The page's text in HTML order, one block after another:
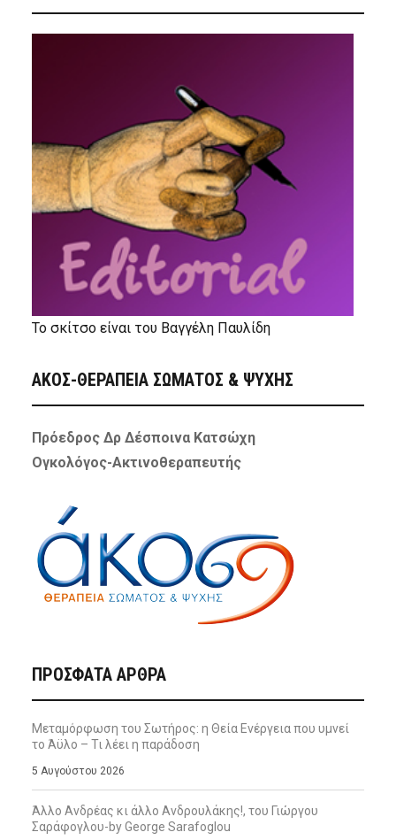
Το σκίτσο είναι του Βαγγέλη Παυλίδη
ΑΚΟΣ-ΘΕΡΑΠΕΙΑ ΣΩΜΑΤΟΣ & ΨΥΧΗΣ
Πρόεδρος Δρ Δέσποινα Κατσώχη
Ογκολόγος-Ακτινοθεραπευτής
ΠΡΌΣΦΑΤΑ ΆΡΘΡΑ
Μεταμόρφωση του Σωτήρος: η Θεία Ενέργεια που υμνεί
το Άϋλο – Τι λέει η παράδοση
5 Αυγούστου 2026
Άλλο Ανδρέας κι άλλο Ανδρουλάκης!, του Γιώργου
Σαράφογλου-by George Sarafoglou